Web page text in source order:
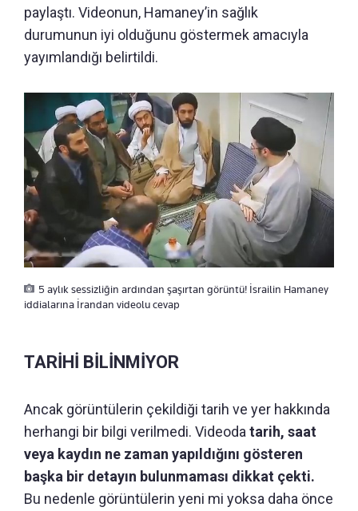
paylaştı. Videonun, Hamaney’in sağlık
durumunun iyi olduğunu göstermek amacıyla
yayımlandığı belirtildi.
5 aylık sessizliğin ardından şaşırtan görüntü! İsrailin Hamaney
iddialarına İrandan videolu cevap
TARİHİ BİLİNMİYOR
Ancak görüntülerin çekildiği tarih ve yer hakkında
herhangi bir bilgi verilmedi. Videoda tarih, saat
veya kaydın ne zaman yapıldığını gösteren
başka bir detayın bulunmaması dikkat çekti.
Bu nedenle görüntülerin yeni mi yoksa daha önce